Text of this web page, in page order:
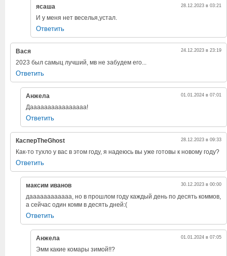
ясаша 28.12.2023 в 03:21
И у меня нет веселья,устал.
Ответить
Вася 24.12.2023 в 23:19
2023 был самыц лучший, мв не забудем его...
Ответить
Анжела 01.01.2024 в 07:01
Даааааааааааааааа!
Ответить
КасперTheGhost 28.12.2023 в 09:33
Как-то тухло у вас в этом году, я надеюсь вы уже готовы к новому году?
Ответить
максим иванов 30.12.2023 в 00:00
даааааааааааа, но в прошлом году каждый день по десять коммов,
а сейчас один комм в десять дней:(
Ответить
Анжела 01.01.2024 в 07:05
Эмм какие комары зимой!!?